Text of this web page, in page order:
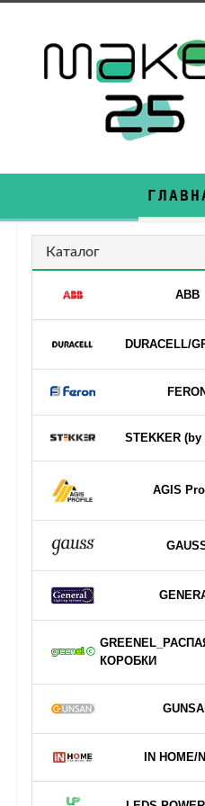
Каталог
ABB
DURAСELL/
STEKKER (by
AGIS
КОРОБКИ
IN HOME/